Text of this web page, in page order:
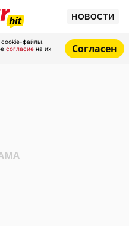
НОВОСТИ
файлы.
согласие на их
Согласен